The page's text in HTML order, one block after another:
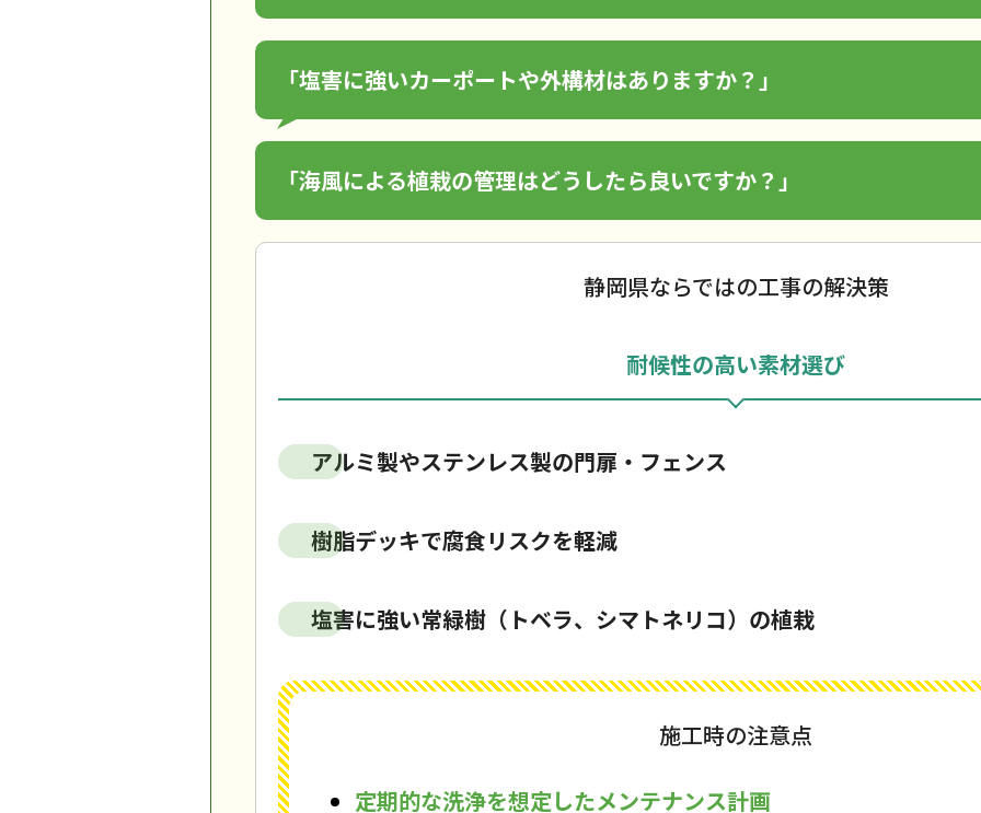
「塩害に強いカーポートや外構材はありますか？」
「海風による植栽の管理はどうしたら良いですか？」
静岡県ならではの工事の解決策
耐候性の高い素材選び
アルミ製やステンレス製の門扉・フェンス
樹脂デッキで腐食リスクを軽減
塩害に強い常緑樹（トベラ、シマトネリコ）の植栽
施工時の注意点
定期的な洗浄を想定したメンテナンス計画